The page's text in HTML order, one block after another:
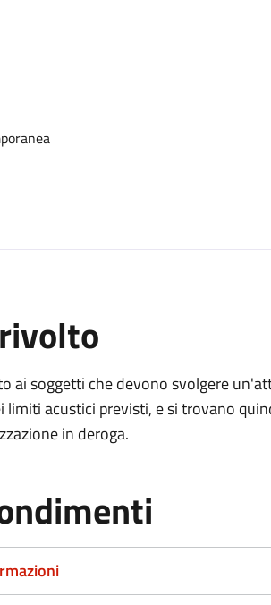
ai soggetti che devono svolgere
limiti acustici previsti, e si trovano
in deroga.